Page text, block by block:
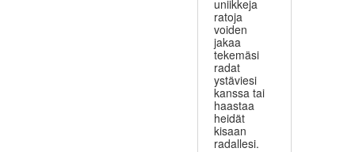
uniikkeja
ratoja
voiden
jakaa
tekemäsi
radat
ystäviesi
kanssa tai
haastaa
heidät
kisaan
radallesi.